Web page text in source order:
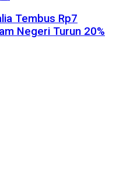
Tembus Rp7
Negeri Turun 20%